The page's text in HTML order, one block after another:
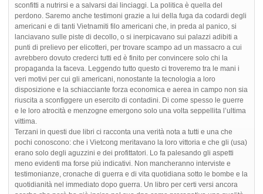
sconfitti a nutrirsi e a salvarsi dai linciaggi. La politica è quella del
perdono. Saremo anche testimoni grazie a lui della fuga da codardi degli
americani e di tanti Vietnamiti filo americani che, in preda al panico, si
lanciavano sulle piste di decollo, o si inerpicavano sui palazzi adibiti a
punti di prelievo per elicotteri, per trovare scampo ad un massacro a cui
avrebbero dovuto crederci tutti ed è finito per convincere solo chi la
propaganda la faceva. Leggendo tutto questo ci troveremo tra le mani i
veri motivi per cui gli americani, nonostante la tecnologia a loro
disposizione e la schiacciante forza economica e aerea in campo non sia
riuscita a sconfiggere un esercito di contadini. Di come spesso le guerre
e le loro atrocità e menzogne emergono solo una volta seppellita l’ultima
vittima.
Terzani in questi due libri ci racconta una verità nota a tutti e una che
pochi conoscono: che i Vietcong meritavano la loro vittoria e che gli (usa)
erano solo degli aguzzini e dei profittatori. Lo fa palesando gli aspetti
meno evidenti ma forse più indicativi. Non mancheranno interviste e
testimonianze, cronache di guerra e di vita quotidiana sotto le bombe e la
quotidianità nel immediato dopo guerra. Un libro per certi versi ancora